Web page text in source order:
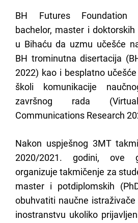
BH Futures Foundation
bachelor, master i
u Bihaću da uzmu učešće
BH trominutna disertacija
2022) kao i besplatno
školi komunikacije
završnog rada
Communications Research
Nakon uspješnog 3MT
2020/2021. godini, ove
organizuje takmičenje za
master i potdiplomskih
obuhvatiti naučne
inostranstvu ukoliko